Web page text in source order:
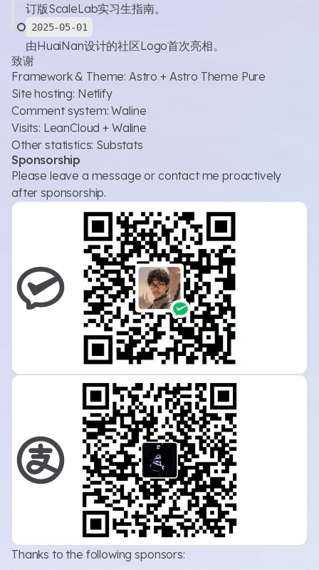
订版ScaleLab实习生指南。
2025-05-01
由HuaiNan设计的社区Logo首次亮相。
致谢
Framework & Theme: Astro + Astro Theme Pure
Site hosting: Netlify
Comment system:Waline
Visits: LeanCloud + Waline
Other statistics: Substats
Sponsorship
Please leave a message or contact me proactively
after sponsorship.
Thanks to the following sponsors: